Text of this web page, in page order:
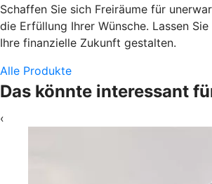
Schaffen Sie sich Freiräume für
die Erfüllung Ihrer Wünsche. Lassen
Ihre finanzielle Zukunft gestalten.
Alle Produkte
Das könnte interessant
‹